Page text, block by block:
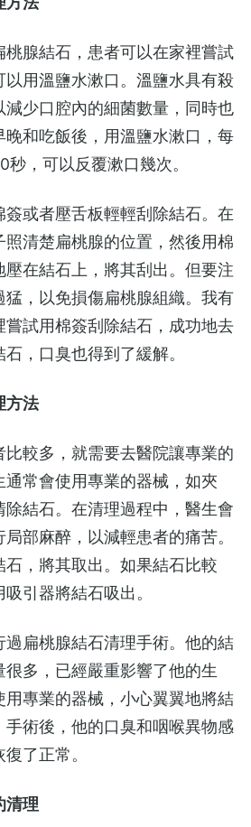
腺結石，患者可以在家裡嘗試
以用溫鹽水漱口。溫鹽水具有殺
少口腔內的細菌數量，同時也
和吃飯後，用溫鹽水漱口，每
，可以反覆漱口幾次。
簽或者壓舌板輕輕刮除結石。在
清楚扁桃腺的位置，然後用棉
在結石上，將其刮出。但要注
，以免損傷扁桃腺組織。我有
試用棉簽刮除結石，成功地去
，口臭也得到了緩解。
方法
較多，就需要去醫院讓專業的
常會使用專業的器械，如夾
結石。在清理過程中，醫生會
部麻醉，以減輕患者的痛苦。
，將其取出。如果結石比較
引器將結石吸出。
扁桃腺結石清理手術。他的結
多，已經嚴重影響了他的生
專業的器械，小心翼翼地將結
術後，他的口臭和咽喉異物感
了正常。
清理